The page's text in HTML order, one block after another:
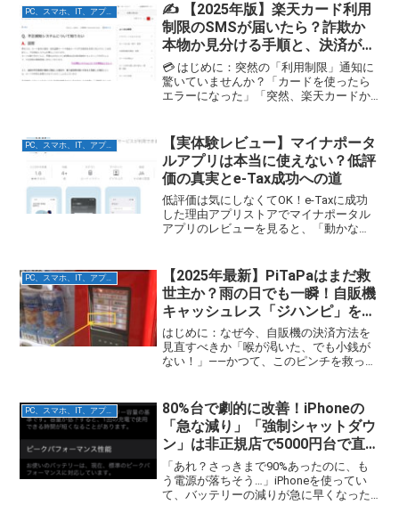
PC、スマホ、IT、アプリ関連
✍️ 【2025年版】楽天カード利用
制限のSMSが届いたら？詐欺か
本物か見分ける手順と、決済が
「成立していない」の真実
💳 はじめに：突然の「利用制限」通知に
驚いていませんか？「カードを使ったら
エラーになった」「突然、楽天カードか
にたどり着いたのではないでしょうか。
結論から申し上げます...
PC、スマホ、IT、アプリ関連
【実体験レビュー】マイナポータ
ルアプリは本当に使えない？低評
価の真実とe-Tax成功への道
低評価は気にしなくてOK！e-Taxに成功
した理由アプリストアでマイナポータル
アプリのレビューを見ると、「動かな
ためらっている方も多いのではないでし
ょうか？実際、私も初...
PC、スマホ、IT、アプリ関連
【2025年最新】PiTaPaはまだ救
世主か？雨の日でも一瞬！自販機
キャッシュレス「ジハンピ」を含
めた賢い使い分け
はじめに：なぜ今、自販機の決済方法を
見直すべきか「喉が渇いた、でも小銭が
ない！」――かつて、このピンチを救って
い）」の仕組みは、そのまま自販機でも
驚くほど便利だっ...
PC、スマホ、IT、アプリ関連
80%台で劇的に改善！iPhoneの
「急な減り」「強制シャットダウ
ン」は非正規店で5000円台で直
せる
「あれ？さっきまで90%あったのに、も
う電源が落ちそう…」iPhoneを使ってい
て、バッテリーの減りが急に早くなった